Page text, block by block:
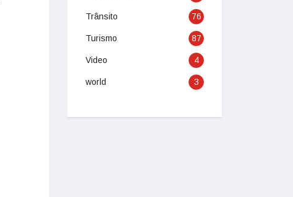
Trânsito 76
Turismo 87
Video 4
world 3